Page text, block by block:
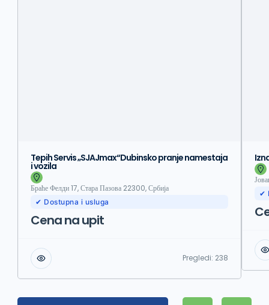
Tepih Servis „SJAJmax“Dubinsko pranje namestaja
i vozila
Браће Фелди 17, Стара Пазова 22300, Србија
✔ Dostupna i usluga
Cena na upit
Pregledi: 238
✔